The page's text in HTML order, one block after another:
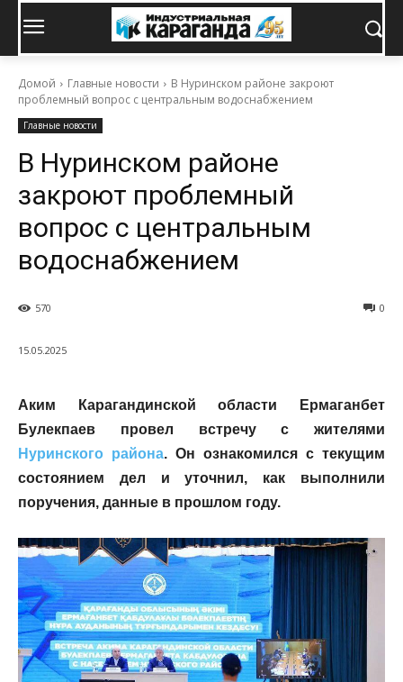
Домой Главные новости
В Нуринском районе закроют
проблемный вопрос с центральным водоснабжением
Главные новости
В Нуринском районе
закроют проблемный
вопрос с центральным
водоснабжением
0
570
15.05.2025
Аким Карагандинской области Ермаганбет
Булекпаев провел встречу с жителями
Нуринского района. Он ознакомился с текущим
состоянием дел и уточнил, как выполнили
поручения, данные в прошлом году.